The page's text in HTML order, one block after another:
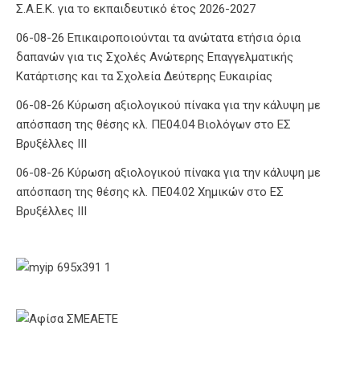
Σ.Α.Ε.Κ. για το εκπαιδευτικό έτος 2026-2027
06-08-26 Επικαιροποιούνται τα ανώτατα ετήσια όρια
δαπανών για τις Σχολές Ανώτερης Επαγγελματικής
Κατάρτισης και τα Σχολεία Δεύτερης Ευκαιρίας
06-08-26 Κύρωση αξιολογικού πίνακα για την κάλυψη με
απόσπαση της θέσης κλ. ΠΕ04.04 Βιολόγων στο ΕΣ
Βρυξέλλες ΙΙΙ
06-08-26 Κύρωση αξιολογικού πίνακα για την κάλυψη με
απόσπαση της θέσης κλ. ΠΕ04.02 Χημικών στο ΕΣ
Βρυξέλλες ΙΙΙ